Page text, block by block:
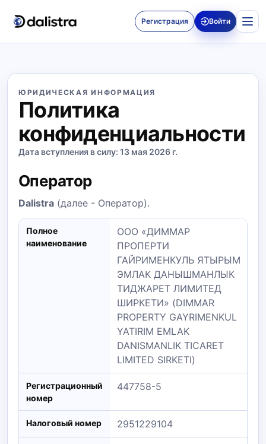
Регистрация Войти
ЮРИДИЧЕСКАЯ ИНФОРМАЦИЯ
Политика
конфиденциальности
Дата вступления в силу: 13 мая 2026 г.
Оператор
Dalistra (далее - Оператор).
Полное
наименование
ООО «ДИММАР
ПРОПЕРТИ
ГАЙРИМЕНКУЛЬ ЯТЫРЫМ
ЭМЛАК ДАНЫШМАНЛЫК
ТИДЖАРЕТ ЛИМИТЕД
ШИРКЕТИ» (DIMMAR
PROPERTY GAYRIMENKUL
YATIRIM EMLAK
DANISMANLIK TICARET
LIMITED SIRKETI)
Регистрационный
номер
447758-5
Налоговый номер 2951229104